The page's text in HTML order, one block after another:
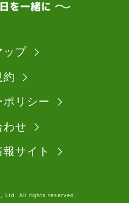
ップ
約
リシー
わせ
サイト
Ltd. All rights reserved.